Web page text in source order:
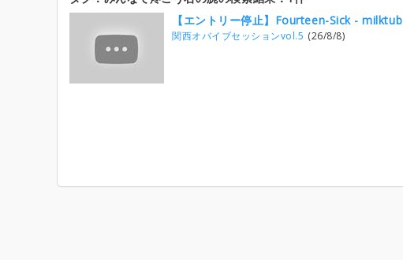
【エントリー停止】Fourteen-Sick - milktub
関西オバイブセッションvol.5 (26/8/8)